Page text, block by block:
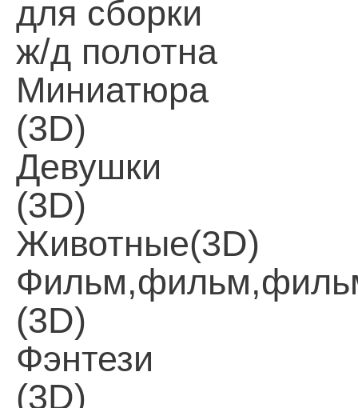
для сборки
ж/д полотна
Миниатюра
(3D)
Девушки
(3D)
Животные(3D)
(3D)
Фэнтези
(3D)